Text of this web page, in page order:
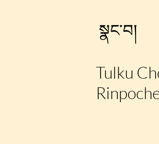
སྣང་བ།
Tulku